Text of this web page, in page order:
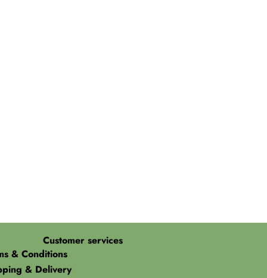
Customer services
& Conditions
& Delivery